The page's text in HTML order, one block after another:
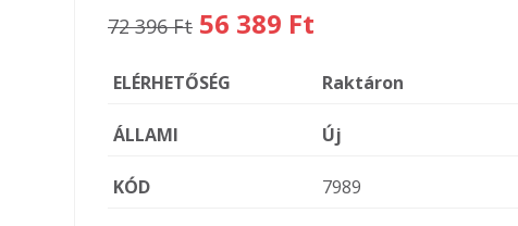
72 396 Ft 56 389 Ft
ELÉRHETŐSÉG Raktáron
ÁLLAMI Új
KÓD 7989